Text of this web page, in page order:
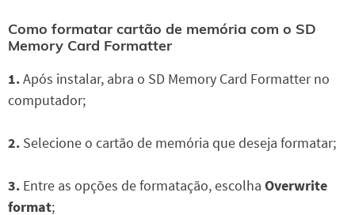
Como formatar cartão de memória com o SD
Memory Card Formatter
1.Após instalar, abra o SD Memory Card Formatter no
computador;
2. Selecione o cartão de memória que deseja formatar;
3. Entre as opções de formatação, escolha Overwrite
format;